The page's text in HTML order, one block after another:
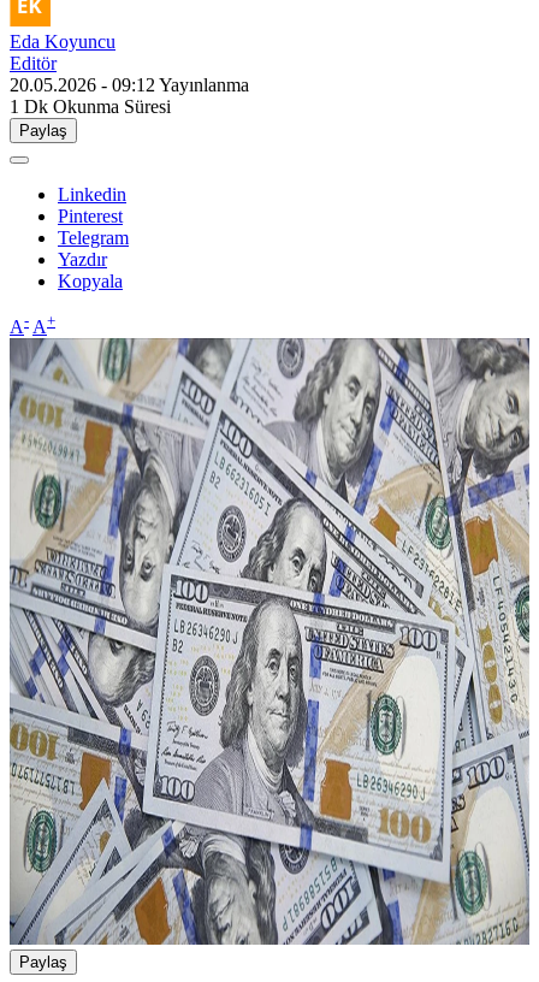
Eda Koyuncu
Editör
20.05.2026 - 09:12 Yayınlanma
1 Dk Okunma Süresi
Paylaş
Linkedin
Pinterest
Telegram
Yazdır
Kopyala
A- A+
Paylaş